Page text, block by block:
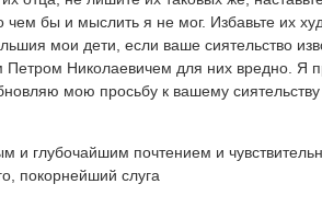
чем бы и мыслить я не мог. Избавьте их
мои дети, если ваше сиятельство
Николаевичем для них вредно. Я
мою просьбу к вашему
и глубочайшим почтением и
покорнейший слуга